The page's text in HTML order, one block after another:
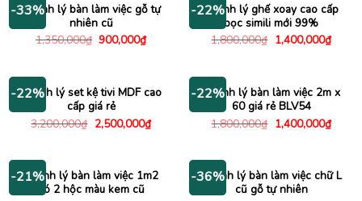
-33%
Thanh lý bàn làm việc gỗ tự
nhiên cũ
1,350,000₫ Giá
900,000₫Giá
hiện
900,000₫.
-22%
Thanh lý ghế xoay cao cấp
bọc simili mới 99%
1,800,000₫ Giá
gốc
1,400,000₫Giá
hiện
-22%
Thanh lý set kệ tivi MDF cao
cấp giá rẻ
3,200,000₫ Giá
gốc
2,500,000₫Giá
hiện
2,500,000₫.
-22%
Thanh lý bàn làm việc 2m x
60 giá rẻ BLV54
1,800,000₫ Giá
gốc
1,400,000₫Giá
hiện
-21%
Thanh lý bàn làm việc 1m2
có 2 hộc màu kem cũ
-36%
Thanh lý bàn làm việc chữ L
cũ gỗ tự nhiên